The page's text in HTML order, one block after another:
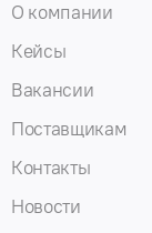
О компании
Кейсы
Вакансии
Поставщикам
Контакты
Новости